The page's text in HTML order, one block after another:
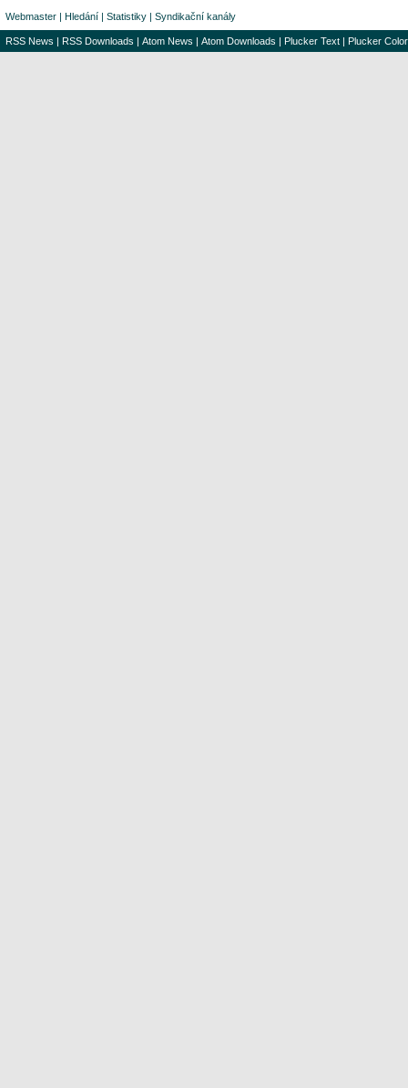
Webmaster | Hledání | Statistiky | Syndikační kanály
RSS News | RSS Downloads | Atom News | Atom Downloads | Plucker Text | Plucker Color